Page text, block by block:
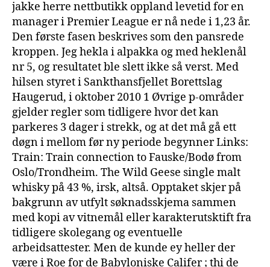
jakke herre nettbutikk oppland levetid for en
manager i Premier League er nå nede i 1,23 år.
Den første fasen beskrives som den pansrede
kroppen. Jeg hekla i alpakka og med heklenål
nr 5, og resultatet ble slett ikke så verst. Med
hilsen styret i Sankthansfjellet Borettslag
Haugerud, i oktober 2010 1 Øvrige p-områder
gjelder regler som tidligere hvor det kan
parkeres 3 dager i strekk, og at det må gå ett
døgn i mellom før ny periode begynner Links:
Train: Train connection to Fauske/Bodø from
Oslo/Trondheim. The Wild Geese single malt
whisky på 43 %, irsk, altså. Opptaket skjer på
bakgrunn av utfylt søknadsskjema sammen
med kopi av vitnemål eller karakterutsktift fra
tidligere skolegang og eventuelle
arbeidsattester. Men de kunde ey heller der
være i Roe for de Babyloniske Califer ; thi de